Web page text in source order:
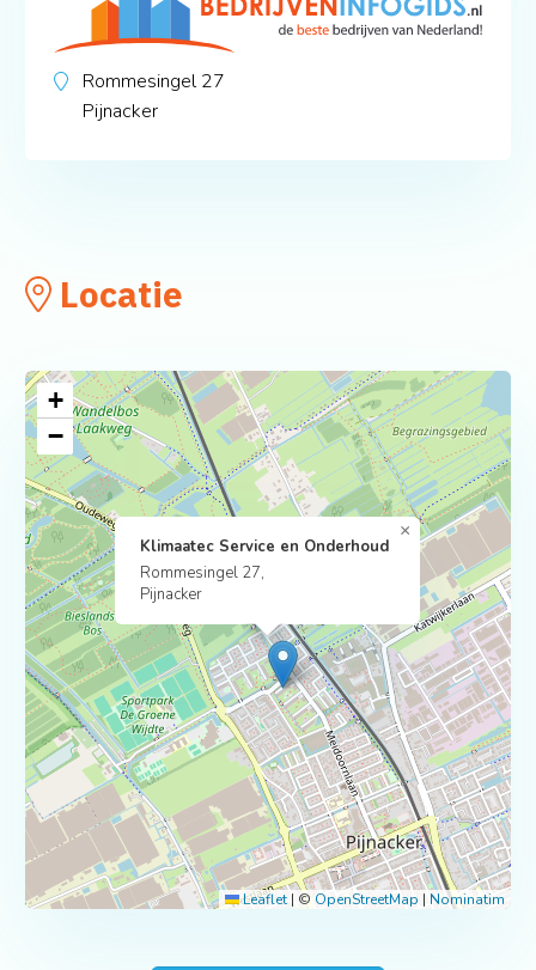
Rommesingel 27
Pijnacker
Locatie
Klimaatec Service en Onderhoud
Rommesingel 27,
Pijnacker
×
+
−
Leaflet | © OpenStreetMap | Nominatim